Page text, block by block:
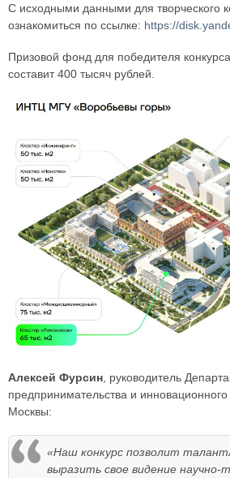
С исходными данными для творческого
ознакомиться по ссылке: https://
Призовой фонд для победителя
составит 400 тысяч рублей.
Алексей Фурсин , руководитель
предпринимательства и инновационного
Москвы:
«Наш конкурс позволит
выразить свое видение научно-